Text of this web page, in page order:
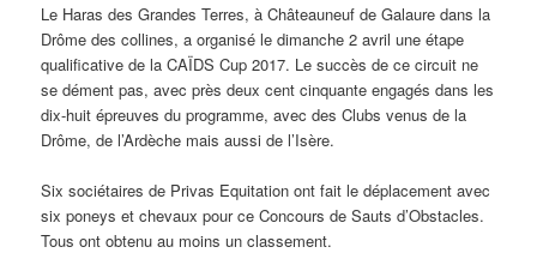
Le Haras des Grandes Terres, à Châteauneuf de Galaure dans la
Drôme des collines, a organisé le dimanche 2 avril une étape
qualificative de la CAÏDS Cup 2017. Le succès de ce circuit ne
se dément pas, avec près deux cent cinquante engagés dans les
dix-huit épreuves du programme, avec des Clubs venus de la
Drôme, de l’Ardèche mais aussi de l’Isère.
Six sociétaires de Privas Equitation ont fait le déplacement avec
six poneys et chevaux pour ce Concours de Sauts d’Obstacles.
Tous ont obtenu au moins un classement.